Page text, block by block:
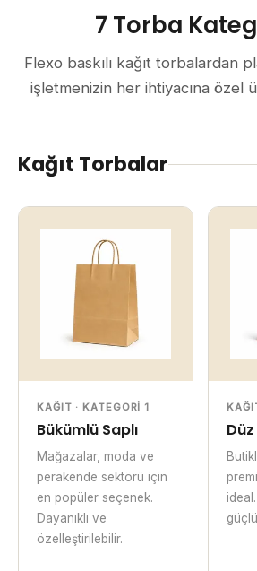
7 Torba
Flexo baskılı kağıt torbalardan
işletmenizin her ihtiyacına özel
Kağıt Torbalar
KAĞIT · KATEGORI 1
Bükümlü Saplı
Mağazalar, moda ve
perakende sektörü için
en popüler seçenek.
Dayanıklı ve
özelleştirilebilir.
Düz